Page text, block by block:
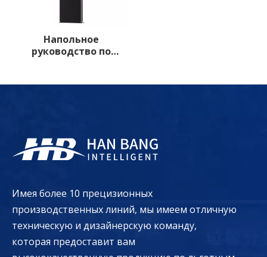
Напольное
руководство по
Имея более 10 прецизионных
производственных линий, мы имеем отличную
техническую и дизайнерскую команду,
которая предоставит вам